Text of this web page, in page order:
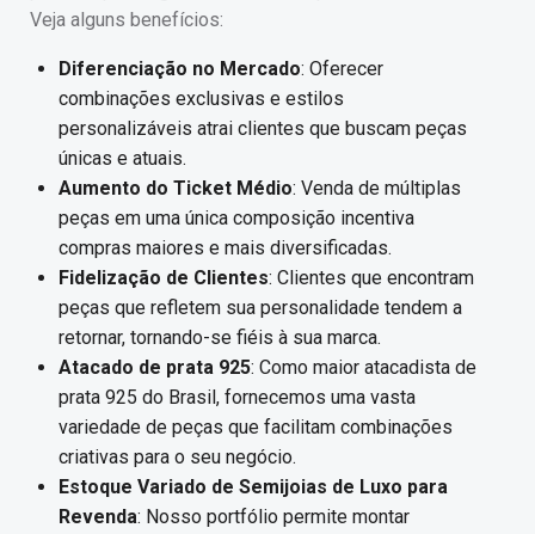
Veja alguns benefícios:
Diferenciação no Mercado: Oferecer
combinações exclusivas e estilos
personalizáveis atrai clientes que buscam peças
únicas e atuais.
Aumento do Ticket Médio: Venda de múltiplas
peças em uma única composição incentiva
compras maiores e mais diversificadas.
Fidelização de Clientes: Clientes que encontram
peças que refletem sua personalidade tendem a
retornar, tornando-se fiéis à sua marca.
Atacado de prata 925: Como maior atacadista de
prata 925 do Brasil, fornecemos uma vasta
variedade de peças que facilitam combinações
criativas para o seu negócio.
Estoque Variado de Semijoias de Luxo para
Revenda: Nosso portfólio permite montar